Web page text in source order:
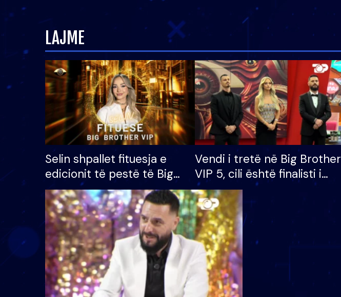
LAJME
Selin shpallet fituesja e
edicionit të pestë të Big
Brother VIP, rrëmben
çmimin e madh prej 100
mijë eurosh
Vendi i tretë në Big Brother
VIP 5, cili është finalisti i
radhës që lë shtëpinë